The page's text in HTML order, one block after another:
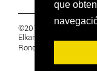
que
©2019 Euskal Herriko
Elkartea -
Ronda 27, 1 Ezk, 48005